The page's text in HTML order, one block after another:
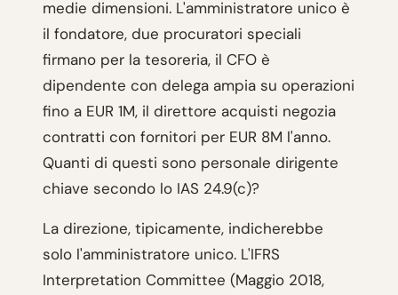
medie dimensioni. L'amministratore unico è
il fondatore, due procuratori speciali
firmano per la tesoreria, il CFO è
dipendente con delega ampia su operazioni
fino a EUR 1M, il direttore acquisti negozia
contratti con fornitori per EUR 8M l'anno.
Quanti di questi sono personale dirigente
chiave secondo lo IAS 24.9(c)?
La direzione, tipicamente, indicherebbe
solo l'amministratore unico. L'IFRS
Interpretation Committee (Maggio 2018,